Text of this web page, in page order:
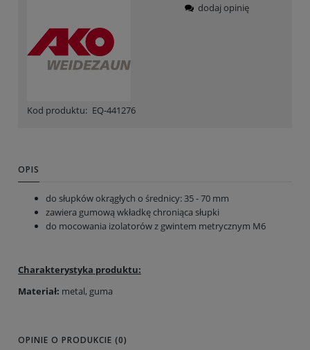
Kod produktu: EQ-441276
dodaj opinię
OPIS
do słupków okrągłych o średnicy: 35 - 70 mm
zawiera gumową wkładkę chroniąca słupki
do mocowania izolatorów z gwintem metrycznym M6
Charakterystyka produktu:
Materiał: metal, guma
OPINIE O PRODUKCIE (0)